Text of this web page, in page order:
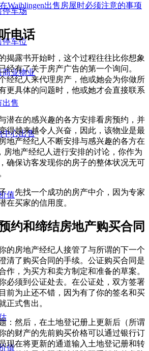
停车场
停车位
商业物业
出售
中心出售
值
值
Waiblingen出售房屋时必须注意的事项
电话
揭露书开始时，这个过程往往比你想象
经有了关于房产广告的第一个询问。
经纪人来代理房产，他或她会为你做所
更具体的问题时，他或她才会直接联系
潜在的感兴趣的各方安排看房预约，并
得越来越令人兴奋，因此，该物业是最
地产经纪人不断安排与感兴趣的各方在
房地产经纪人进行安排的讨论，你作为
确保访客发现你的房子的整体状况无可
，先找一个成功的房产中介，因为专家
在买家的信用度。
约和缔结房地产购买合同
的房地产经纪人接管了与所谓的下一个
清了购买合同的手续。公证购买合同是
作，为买方和卖方制定和准备的草案。
必须到公证处去。在公证处，双方签署
前为止还不错，因为有了你的签名和买
正式售出。
：然后，在土地登记册上更新后（所谓
的财产的先前购买价格可以通过银行订
现在将更新的通道输入土地登记册和转